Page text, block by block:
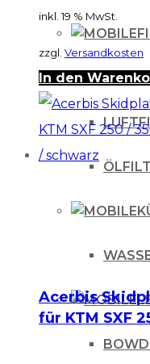
inkl. 19 % MwSt.
zzgl. Versandkosten
In den
Acerbis
für KTM SXF
350 16-18 /